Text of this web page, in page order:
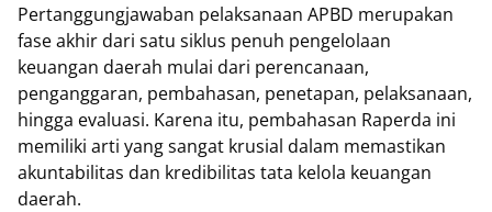
​Pertanggungjawaban pelaksanaan APBD merupakan
fase akhir dari satu siklus penuh pengelolaan
keuangan daerah mulai dari perencanaan,
penganggaran, pembahasan, penetapan, pelaksanaan,
hingga evaluasi. Karena itu, pembahasan Raperda ini
memiliki arti yang sangat krusial dalam memastikan
akuntabilitas dan kredibilitas tata kelola keuangan
daerah.